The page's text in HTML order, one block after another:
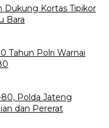
Dukung Kortas Tipikor
Bara
Tahun Polri Warnai
Polda Jateng
dan Pererat